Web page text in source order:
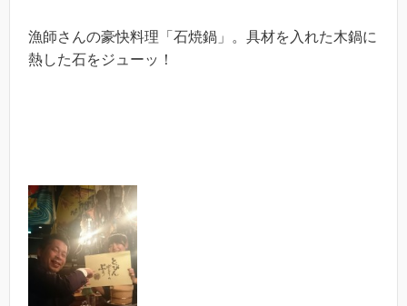
漁師さんの豪快料理「石焼鍋」。具材を入れた木鍋に
熱した石をジューッ！